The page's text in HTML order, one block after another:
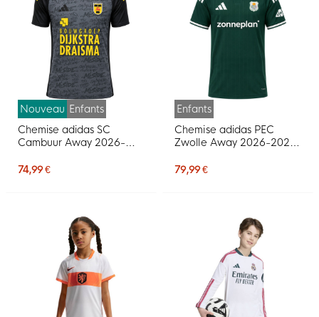
Nouveau Enfants
Chemise adidas SC
Cambuur Away 2026-
74,99 €
Enfants
Chemise adidas PEC
Zwolle Away 2026-2027
79,99 €